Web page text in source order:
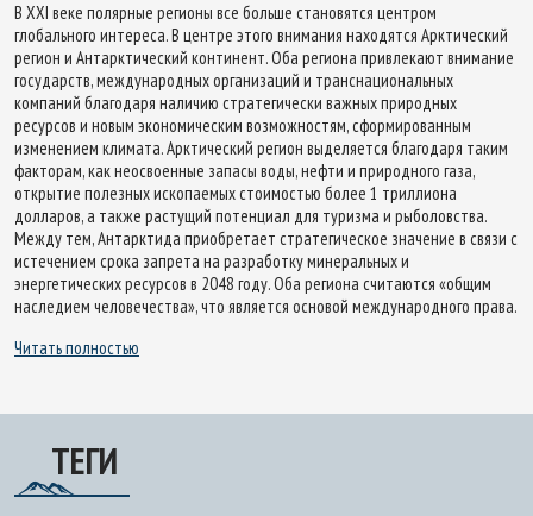
В XXI веке полярные регионы все больше становятся центром
глобального интереса. В центре этого внимания находятся Арктический
регион и Антарктический континент. Оба региона привлекают внимание
государств, международных организаций и транснациональных
компаний благодаря наличию стратегически важных природных
ресурсов и новым экономическим возможностям, сформированным
изменением климата. Арктический регион выделяется благодаря таким
факторам, как неосвоенные запасы воды, нефти и природного газа,
открытие полезных ископаемых стоимостью более 1 триллиона
долларов, а также растущий потенциал для туризма и рыболовства.
Между тем, Антарктида приобретает стратегическое значение в связи с
истечением срока запрета на разработку минеральных и
энергетических ресурсов в 2048 году. Оба региона считаются «общим
наследием человечества», что является основой международного права.
Читать полностью
ТЕГИ